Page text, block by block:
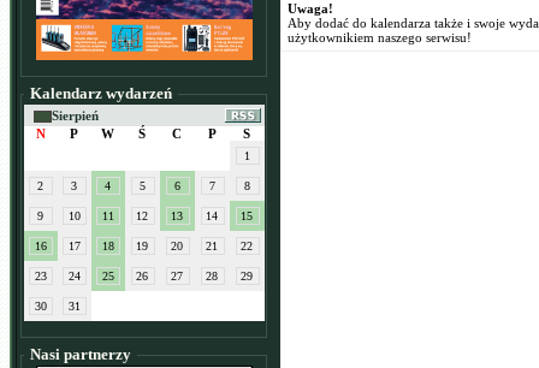
Kalendarz wydarzeń
Sierpień
N
P W Ś C P S
1
2 3 4 5 6 7 8
9 10 11 12 13 14 15
16 17 18 19 20 21 22
23 24 25 26 27 28 29
30 31
Nasi partnerzy
Uwaga!
Aby dodać do kalendarza także i swoje
użytkownikiem naszego serwisu!